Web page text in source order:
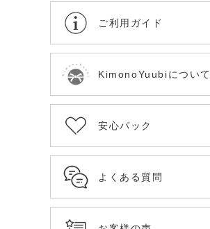
ご利用ガイド
KimonoYuubiについて
安心パック
よくある質問